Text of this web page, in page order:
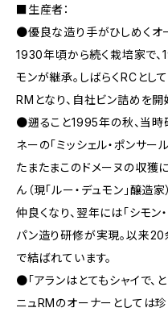
■生産者：
●優良な造り手がひしめくオ
1930年頃から続く栽培家で
モンが継承。しばらくRCとし
RMとなり、自社ビン詰めを開
●遡ること1995年の秋、当時
ネーの「ミッシェル・ポンサー
たまたまこのドメーヌの収獲
ん（現「ルー・デュモン」醸造
仲良くなり、翌年には「シモン
パン造り研修が実現。以来
で結ばれています。
●「アランはとてもシャイで、
ニュRMのオーナーとしては